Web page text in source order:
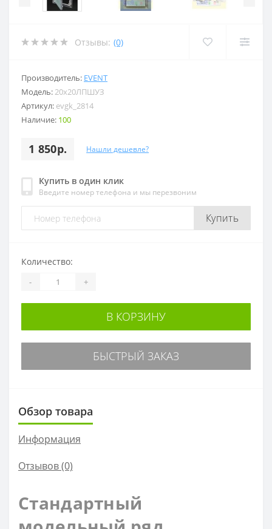
Отзывы: (0)
Производитель: EVENT
Модель:20x20ЛПШУЗ
Артикул: evgk_2814
Наличие: 100
1 850р. Нашли дешевле?
Купить в один клик
Введите номер телефона и мы перезвоним
Купить
Количество:
- +
В КОРЗИНУ
БЫСТРЫЙ ЗАКАЗ
Обзор товара
Информация
Отзывов (0)
Стандартный